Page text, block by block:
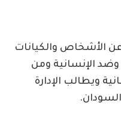
عن الأشخاص والكيانات
وضد الإنسانية ومن
ويطالب الإدارة